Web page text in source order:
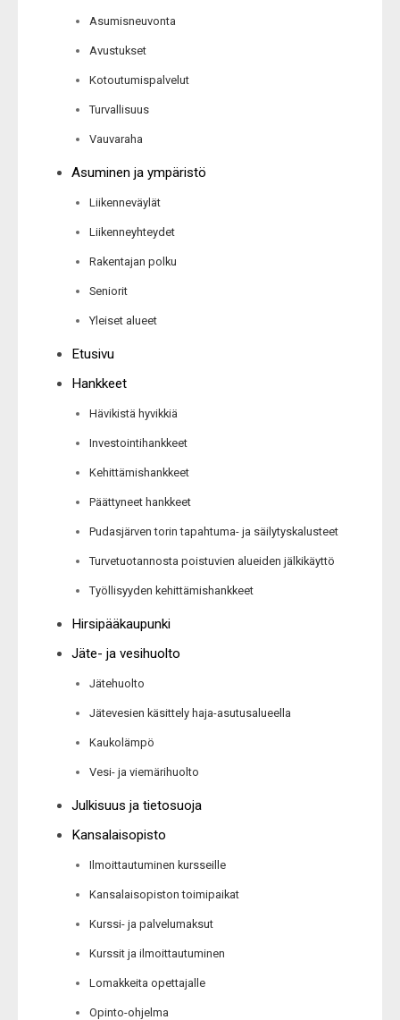
Asumisneuvonta
Avustukset
Kotoutumispalvelut
Turvallisuus
Vauvaraha
Asuminen ja ympäristö
Liikenneväylät
Liikenneyhteydet
Rakentajan polku
Seniorit
Yleiset alueet
Etusivu
Hankkeet
Hävikistä hyvikkiä
Investointihankkeet
Kehittämishankkeet
Päättyneet hankkeet
Pudasjärven torin tapahtuma- ja säilytyskalusteet
Turvetuotannosta poistuvien alueiden jälkikäyttö
Työllisyyden kehittämishankkeet
Hirsipääkaupunki
Jäte- ja vesihuolto
Jätehuolto
Jätevesien käsittely haja-asutusalueella
Kaukolämpö
Vesi- ja viemärihuolto
Julkisuus ja tietosuoja
Kansalaisopisto
Ilmoittautuminen kursseille
Kansalaisopiston toimipaikat
Kurssi- ja palvelumaksut
Kurssit ja ilmoittautuminen
Lomakkeita opettajalle
Opinto-ohjelma